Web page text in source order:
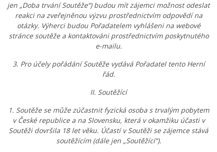
jen „Doba trvání Soutěže“) budou mít zájemci možnost odeslat
reakci na zveřejněnou výzvu prostřednictvím odpovědí na
otázky. Výherci budou Pořadatelem vyhlášeni na webové
stránce soutěže a kontaktováni prostřednictvím poskytnutého
e-mailu.
3. Pro účely pořádání Soutěže vydává Pořadatel tento Herní
řád.
II. Soutěžící
1. Soutěže se může zúčastnit fyzická osoba s trvalým pobytem
v České republice a na Slovensku, která v okamžiku účasti v
Soutěži dovršila 18 let věku. Účastí v Soutěži se zájemce stává
soutěžícím (dále jen „Soutěžící“).